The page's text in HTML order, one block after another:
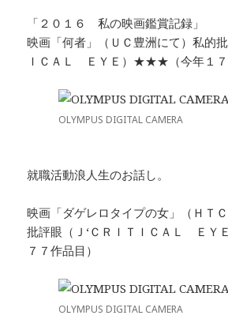
「２０１６ 私の映画鑑賞記録」
映画「何者」（ＵＣ豊洲にて）私的
ＩＣＡＬ ＥＹＥ）★★★（今年１７
OLYMPUS DIGITAL CAMERA
就職活動浪人生のお話し。
映画「ダゲレロタイプの女」（ＨＴ
批評眼（Ｊ‘ＣＲＩＴＩＣＡＬ Ｅ
７７作品目）
OLYMPUS DIGITAL CAMERA